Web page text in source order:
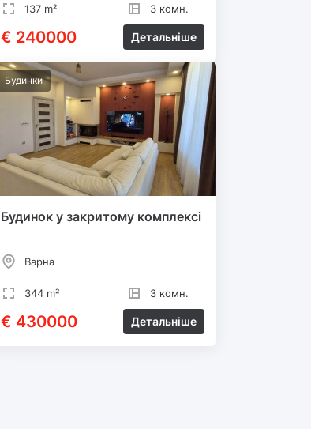
137 m² 3 комн.
€ 240000 Детальніше
Будинки
Будинок у закритому комплексі
Варна
344 m² 3 комн.
€ 430000 Детальніше